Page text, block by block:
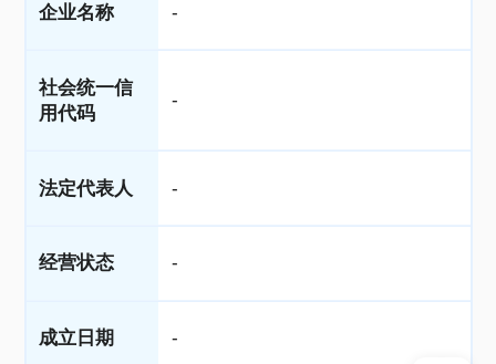
企业名称 -
社会统一信
用代码
-
法定代表人 -
经营状态 -
成立日期 -